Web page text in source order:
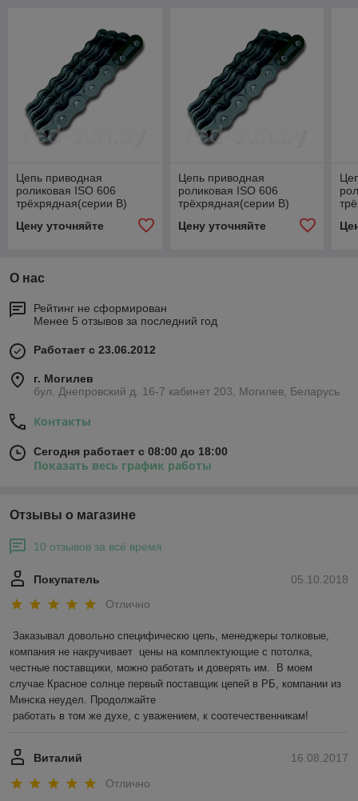
Цепь приводная
роликовая ISO 606
трёхрядная(серии В)
Цену уточняйте
Цепь приводная
роликовая ISO 606
трёхрядная(серии В)
Цену уточняйте
О нас
Рейтинг не сформирован
Менее 5 отзывов за последний год
Работает с 23.06.2012
г. Могилев
бул. Днепровский д. 16-7 кабинет 203, Могилев, Беларусь
Контакты
Сегодня работает с 08:00 до 18:00
Показать весь график работы
Отзывы о магазине
10 отзывов за всё время
05.10.2018
Покупатель
Отлично
Заказывал довольно специфическю цепь, менеджеры толковые,
компания не накручивает  цены на комплектующие с потолка,
честные поставщики, можно работать и доверять им.  В моем
случае Красное солнце первый поставщик цепей в РБ, компании из
Минска неудел. Продолжайте
работать в том же духе, с уважением, к соотечественникам!
16.08.2017
Виталий
Отлично